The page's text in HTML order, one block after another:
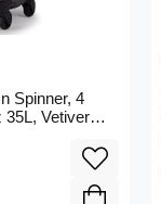
Spinner, 4
35L, Vetiver